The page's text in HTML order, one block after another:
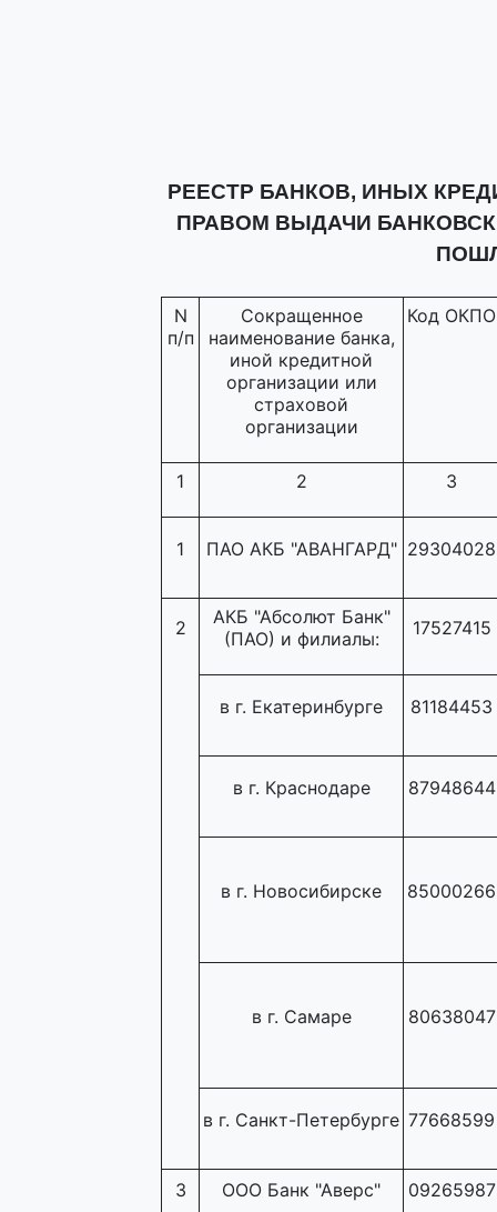
РЕЕСТР БАНКОВ, ИНЫХ
ПРАВОМ ВЫДАЧИ
N
п/п
Сокращенное
наименование банка,
иной кредитной
организации или
страховой
организации
Код ОКПО
1 2 3
1 ПАО АКБ "АВАНГАРД" 29304028
2
АКБ "Абсолют Банк"
(ПАО) и филиалы:
17527415
в г. Екатеринбурге 81184453
в г. Краснодаре 87948644
в г. Новосибирске 85000266
в г. Самаре 80638047
в г. Санкт-Петербурге 77668599
3 ООО Банк "Аверс" 09265987